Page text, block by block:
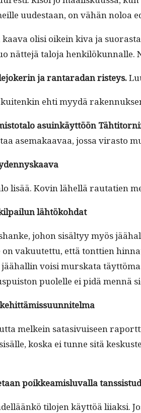
uud­estaan, on vähän noloa
olisi oikein kiva ja
nät­te­jä talo­ja
ja rantaradan risteys.
ehti myy­dä
asuinkäyt­töön
ase­makaavaa, jos­sa viras­to
lisää. Kovin lähel­lä rauta­tien
lähtökohdat
johon sisäl­tyy myös
vaku­utet­tu, että tont­tien
voisi murska­ta
puolelle ei pidä men­nä
melkein sata­sivuiseen
kos­ka ei tunne sitä
poikkeamis­lu­val­la
tilo­jen käyt­töä liiak­si.